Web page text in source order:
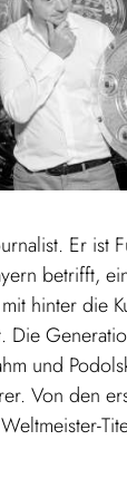
Er ist
betrifft,
hinter die
Die
und
Von den